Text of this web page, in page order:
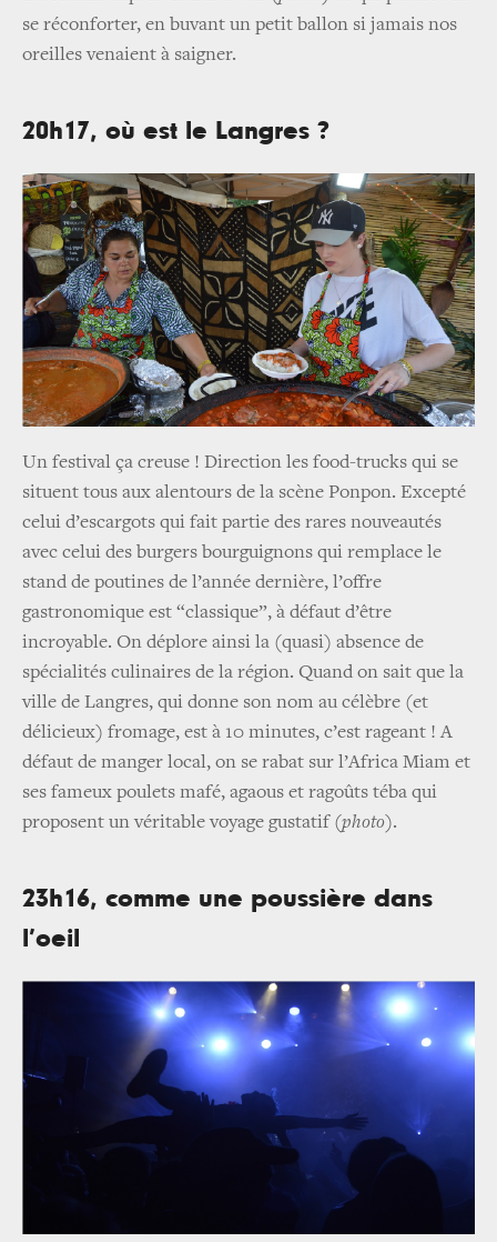
se réconforter, en buvant un petit ballon si jamais nos
oreilles venaient à saigner.
20h17, où est le Langres ?
Un festival ça creuse ! Direction les food-trucks qui se
situent tous aux alentours de la scène Ponpon. Excepté
celui d’escargots qui fait partie des rares nouveautés
avec celui des burgers bourguignons qui remplace le
stand de poutines de l’année dernière, l’offre
gastronomique est “classique”, à défaut d’être
incroyable. On déplore ainsi la (quasi) absence de
spécialités culinaires de la région. Quand on sait que la
ville de Langres, qui donne son nom au célèbre (et
délicieux) fromage, est à 10 minutes, c’est rageant ! A
défaut de manger local, on se rabat sur l’Africa Miam et
ses fameux poulets mafé, agaous et ragoûts téba qui
proposent un véritable voyage gustatif (photo).
23h16, comme une poussière dans
l’oeil